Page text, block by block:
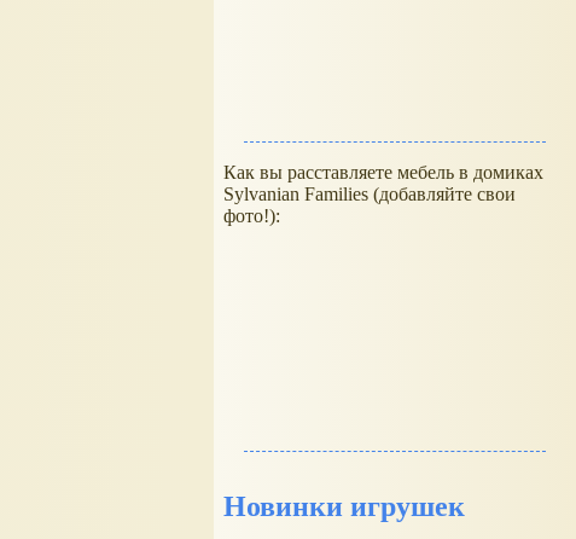
Как вы расставляете мебель в домиках
Sylvanian Families (добавляйте свои
фото!):
Новинки игрушек